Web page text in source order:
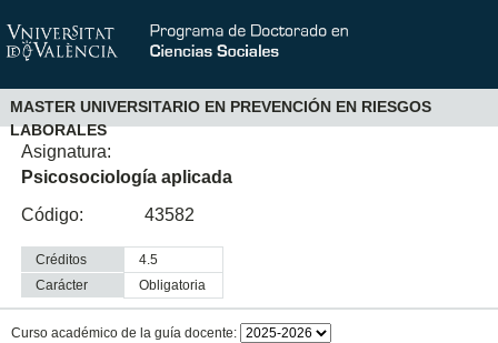
MASTER UNIVERSITARIO EN PREVENCIÓN EN RIESGOS
LABORALES
Asignatura:
Psicosociología aplicada
Código:
43582
Créditos
4.5
Carácter
obligatoria
Curso académico de la guía docente: